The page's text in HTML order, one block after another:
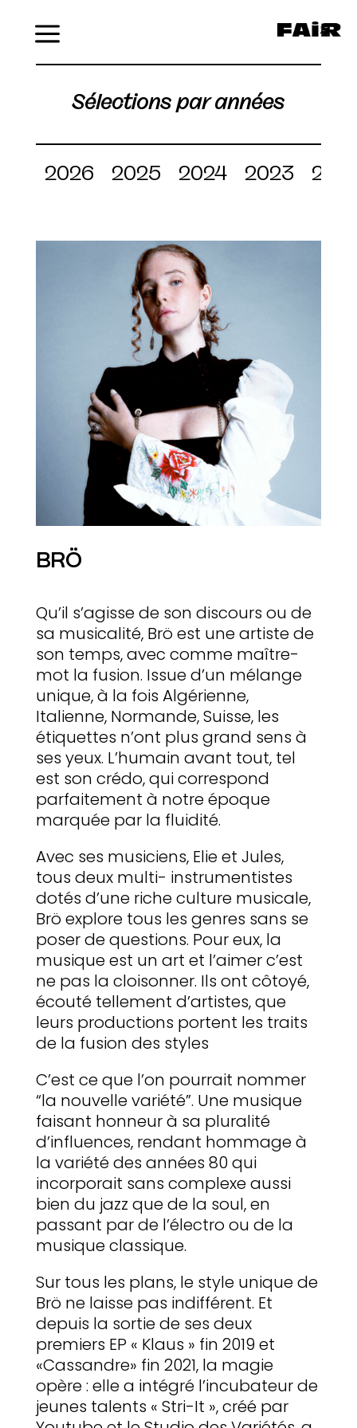
Sélections par années
2026 2025 2024 2023
BRÖ
Qu’il s’agisse de son discours ou de
sa musicalité, Brö est une artiste de
son temps, avec comme maître-
mot la fusion. Issue d’un mélange
unique, à la fois Algérienne,
Italienne, Normande, Suisse, les
étiquettes n’ont plus grand sens à
ses yeux. L’humain avant tout, tel
est son crédo, qui correspond
parfaitement à notre époque
marquée par la fluidité.
Avec ses musiciens, Elie et Jules,
tous deux multi- instrumentistes
dotés d’une riche culture musicale,
Brö explore tous les genres sans se
poser de questions. Pour eux, la
musique est un art et l’aimer c’est
ne pas la cloisonner. Ils ont côtoyé,
écouté tellement d’artistes, que
leurs productions portent les traits
de la fusion des styles
C’est ce que l’on pourrait nommer
“la nouvelle variété”. Une musique
faisant honneur à sa pluralité
d’influences, rendant hommage à
la variété des années 80 qui
incorporait sans complexe aussi
bien du jazz que de la soul, en
passant par de l’électro ou de la
musique classique.
Sur tous les plans, le style unique de
Brö ne laisse pas indifférent. Et
depuis la sortie de ses deux
premiers EP « Klaus » fin 2019 et
«Cassandre» fin 2021, la magie
opère : elle a intégré l’incubateur de
jeunes talents « Stri-It », créé par